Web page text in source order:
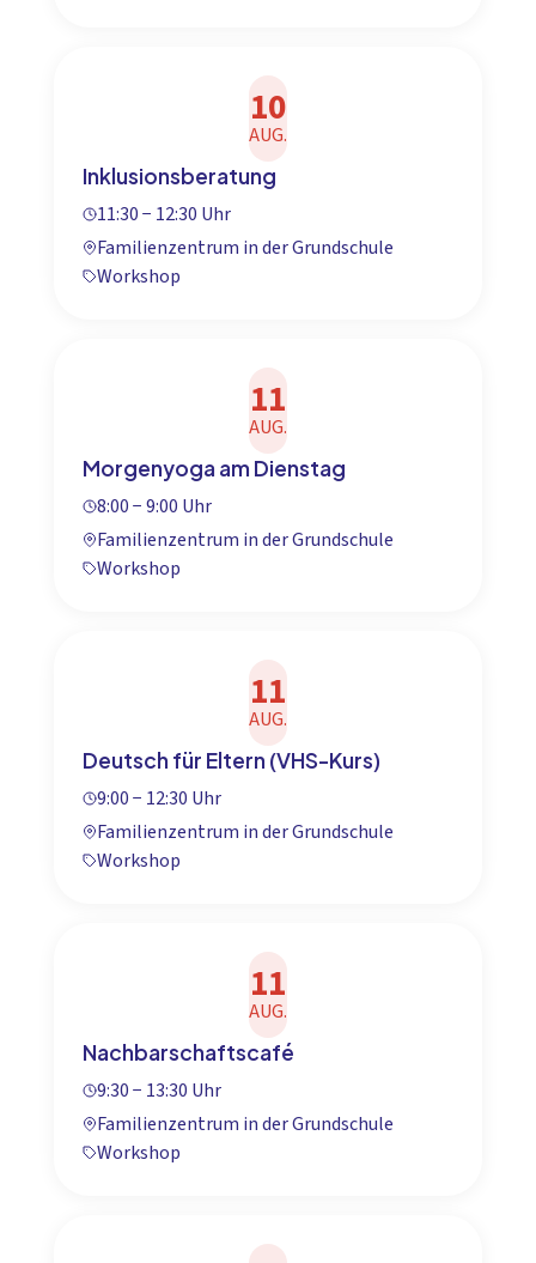
10
AUG.
Inklusionsberatung
11:30 − 12:30 Uhr
Familienzentrum in der Grundschule
Workshop
11
AUG.
Morgenyoga am Dienstag
8:00 − 9:00 Uhr
Familienzentrum in der Grundschule
Workshop
11
AUG.
Deutsch für Eltern (VHS-Kurs)
9:00 − 12:30 Uhr
Familienzentrum in der Grundschule
Workshop
11
AUG.
Nachbarschaftscafé
9:30 − 13:30 Uhr
Familienzentrum in der Grundschule
Workshop